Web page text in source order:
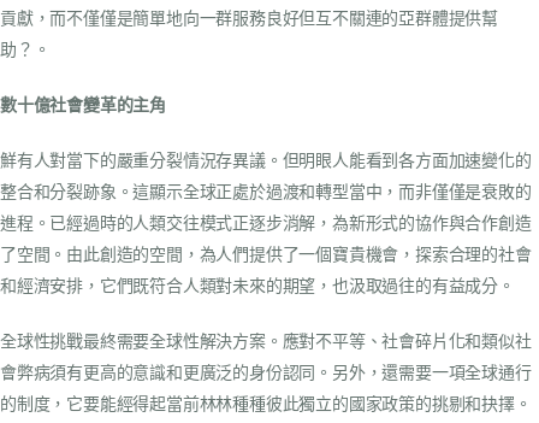
貢獻，而不僅僅是簡單地向一群服務良好但互不關連的亞群體提供幫
助？。
數十億社會變革的主角
鮮有人對當下的嚴重分裂情況存異議。但明眼人能看到各方面加速變化的
整合和分裂跡象。這顯示全球正處於過渡和轉型當中，而非僅僅是衰敗的
進程。已經過時的人類交往模式正逐步消解，為新形式的協作與合作創造
了空間。由此創造的空間，為人們提供了一個寶貴機會，探索合理的社會
和經濟安排，它們既符合人類對未來的期望，也汲取過往的有益成分。
全球性挑戰最終需要全球性解決方案。應對不平等、社會碎片化和類似社
會弊病須有更高的意識和更廣泛的身份認同。另外，還需要一項全球通行
的制度，它要能經得起當前林林種種彼此獨立的國家政策的挑剔和抉擇。